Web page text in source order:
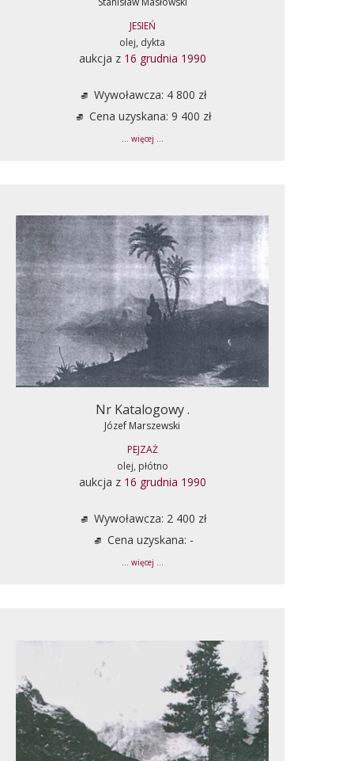
JESIEŃ
olej, dykta
aukcja z 16 grudnia 1990
Wywoławcza: 4 800 zł
Cena uzyskana: 9 400 zł
... więcej ...
Nr Katalogowy .
Józef Marszewski
PEJZAŻ
olej, płótno
aukcja z 16 grudnia 1990
Wywoławcza: 2 400 zł
Cena uzyskana: -
... więcej ...